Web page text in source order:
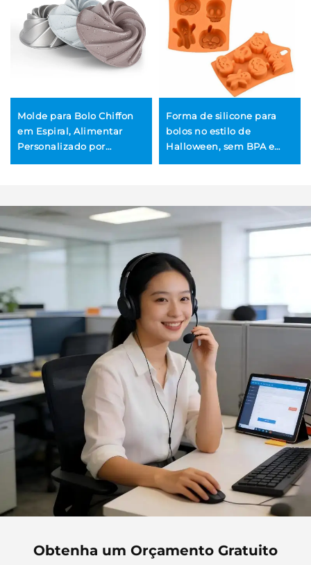
Molde para Bolo Chiffon
em Espiral, Alimentar
Personalizado por
Ferramenta Doméstica
para Cozinha
Forma de silicone para
bolos no estilo de
Halloween, sem BPA e
abóbora, fantasma e
morcego, ideal para
biscoitos e chocolates
Obtenha um Orçamento Gratuito